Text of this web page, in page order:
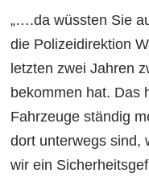
„….da wüssten Sie
die Polizeidirektion
letzten zwei Jahren
bekommen hat. Das
Fahrzeuge ständig
dort unterwegs sind,
wir ein